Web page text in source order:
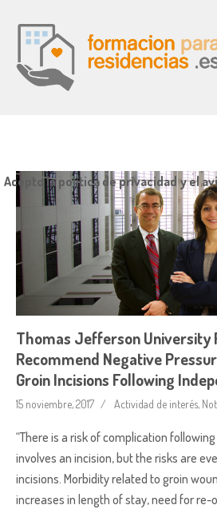
Thomas Jefferson University
Recommend Negative
Groin Incisions Following
15 noviembre, 2017 Actividad de interés,
“There is a risk of complication
involves an incision, but the risks are
incisions. Morbidity related to groin
increases in length of stay, need for
Acepto la política de privacidad y el